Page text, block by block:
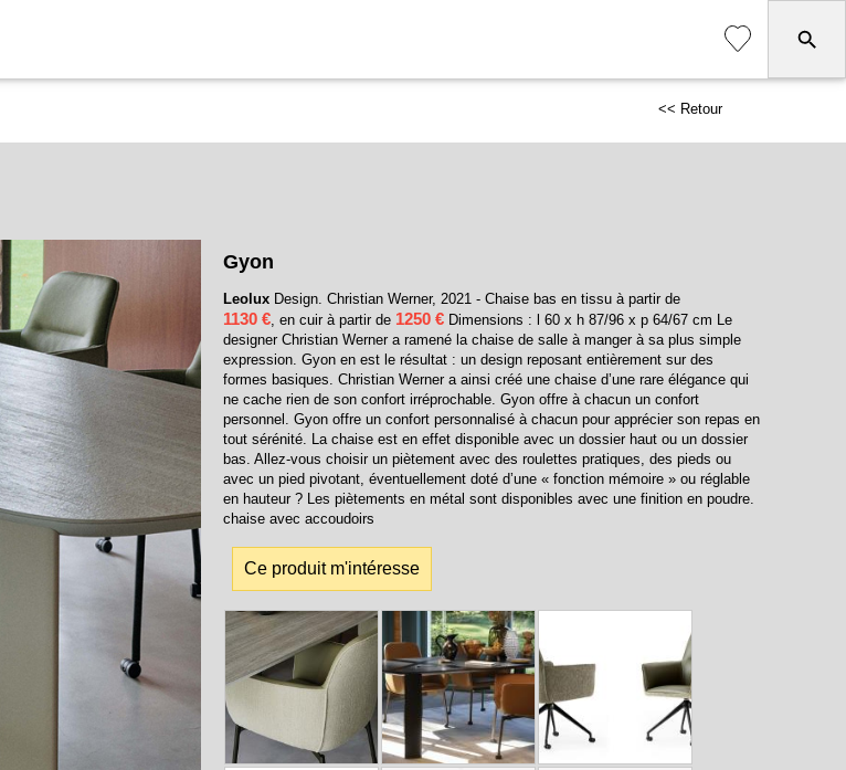
<< Retour
Gyon
Leolux Design. Christian Werner, 2021 - Chaise bas en tissu à partir de
1130 €, en cuir à partir de 1250 € Dimensions : l 60 x h 87/96 x p 64/67 cm Le
designer Christian Werner a ramené la chaise de salle à manger à sa plus simple
expression. Gyon en est le résultat : un design reposant entièrement sur des
formes basiques. Christian Werner a ainsi créé une chaise d’une rare élégance qui
ne cache rien de son confort irréprochable. Gyon offre à chacun un confort
personnel. Gyon offre un confort personnalisé à chacun pour apprécier son repas en
tout sérénité. La chaise est en effet disponible avec un dossier haut ou un dossier
bas. Allez-vous choisir un piètement avec des roulettes pratiques, des pieds ou
avec un pied pivotant, éventuellement doté d’une « fonction mémoire » ou réglable
en hauteur ? Les piètements en métal sont disponibles avec une finition en poudre.
chaise avec accoudoirs
Ce produit m'intéresse